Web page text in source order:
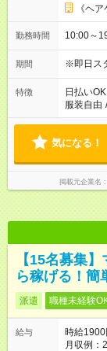
《ヘ
勤務時間 10:00～
期間 ※即日ス
特徴 日払いOK
服装自由 /
気になる！
掲載元企業名
【15名募集
ら稼げる！簡
派遣 職種未経験
給与
時給
月収例：